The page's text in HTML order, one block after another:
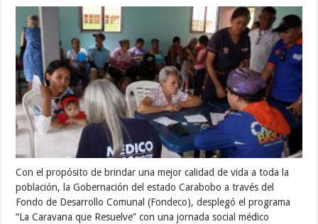
Con el propósito de brindar una mejor calidad de vida a toda la
población, la Gobernación del estado Carabobo a través del
Fondo de Desarrollo Comunal (Fondeco), desplegó el programa
“La Caravana que Resuelve” con una jornada social médico